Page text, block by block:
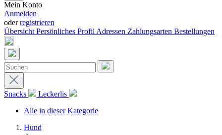
Mein Konto
Anmelden
oderregistrieren
Übersicht Persönliches Profil Adressen Zahlungsarten Bestellungen
Snacks
Leckerlis
Alle in dieser Kategorie
Hund